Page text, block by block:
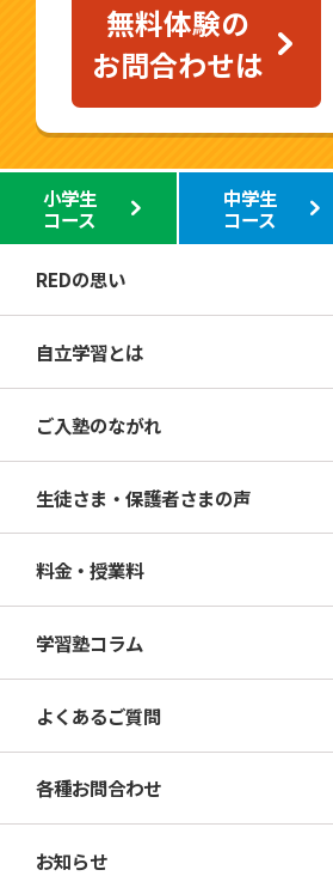
無料体験の
お問合わせは
小学生
コース
中学生
コース
REDの思い
自立学習とは
ご入塾のながれ
生徒さま・保護者さまの声
料金・授業料
学習塾コラム
よくあるご質問
各種お問合わせ
お知らせ